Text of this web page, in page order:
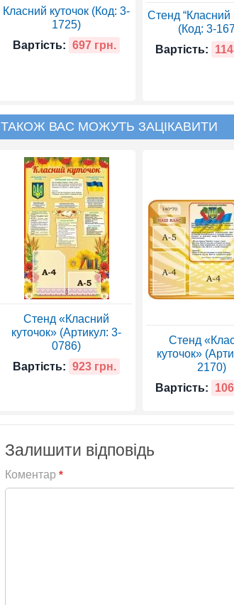
Класний куточок (Код: 3-
1725)
Вартість: 697 грн.
Стенд “Класний
(Код: 3-
Вартість:
ТАКОЖ ВАС МОЖУТЬ ЗАЦІКАВИТИ
Стенд «Класний
куточок» (Артикул: 3-
0786)
Вартість: 923 грн.
Стенд
куточок»
2170)
Вартість:
Залишити відповідь
Коментар *